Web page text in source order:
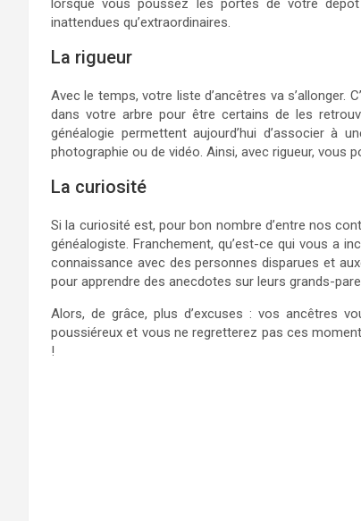
lorsque vous poussez les portes de votre
inattendues qu’extraordinaires.
La rigueur
Avec le temps, votre liste d’ancêtres va s’allonger.
dans votre arbre pour être certains de les
généalogie permettent aujourd’hui d’associer à
photographie ou de vidéo. Ainsi, avec rigueur, vous
La curiosité
Si la curiosité est, pour bon nombre d’entre nos
généalogiste. Franchement, qu’est-ce qui vous a
connaissance avec des personnes disparues et
pour apprendre des anecdotes sur leurs grands-
Alors, de grâce, plus d’excuses : vos ancêtres
poussiéreux et vous ne regretterez pas ces
!